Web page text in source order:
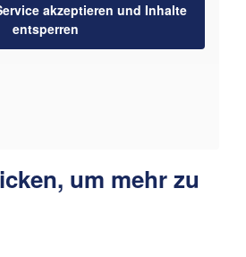
akzeptieren und Inhalte
entsperren
um mehr zu